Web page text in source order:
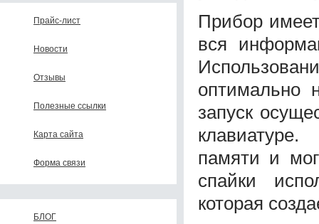
Прайс-лист
Новости
Отзывы
Полезные ссылки
Карта сайта
Форма связи
БЛОГ
Прибор
вся
оптимально
запуск
памяти и
спайки
которая